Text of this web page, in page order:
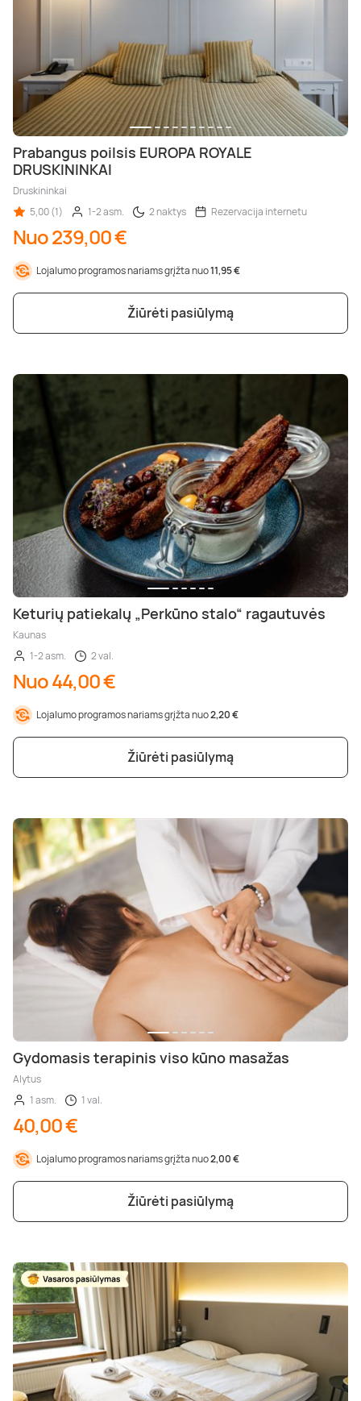
Prabangus poilsis EUROPA ROYALE
DRUSKININKAI
Druskininkai
5,00 (1)
1-2 asm. 2 naktys Rezervacija internetu
Nuo 239,00 €
Lojalumo programos nariams grįžta nuo11,95 €
Žiūrėti pasiūlymą
Keturių patiekalų „Perkūno stalo“ ragautuvės
Kaunas
1-2 asm.
2 val.
Nuo 44,00 €
Lojalumo programos nariams grįžta nuo2,20 €
Žiūrėti pasiūlymą
Gydomasis terapinis viso kūno masažas
Alytus
1 asm.
1 val.
40,00 €
Lojalumo programos nariams grįžta nuo2,00 €
Žiūrėti pasiūlymą